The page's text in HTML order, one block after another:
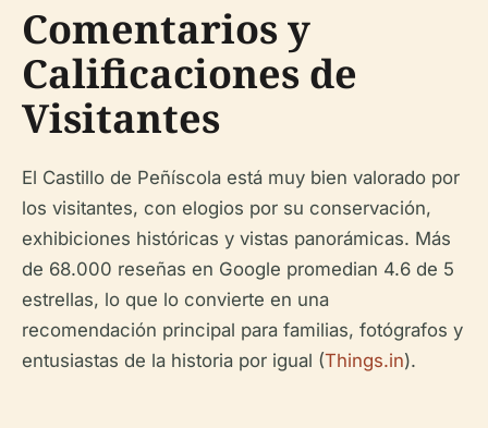
Comentarios y
Calificaciones de
Visitantes
El Castillo de Peñíscola está muy bien valorado por
los visitantes, con elogios por su conservación,
exhibiciones históricas y vistas panorámicas. Más
de 68.000 reseñas en Google promedian 4.6 de 5
estrellas, lo que lo convierte en una
recomendación principal para familias, fotógrafos y
entusiastas de la historia por igual (Things.in).